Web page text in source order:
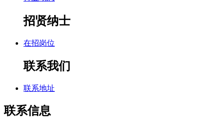
招贤纳士
在招岗位
联系我们
联系地址
联系信息